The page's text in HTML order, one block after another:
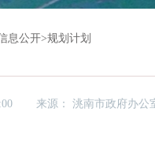
息公开>规划计划
来源：洮南市政府办